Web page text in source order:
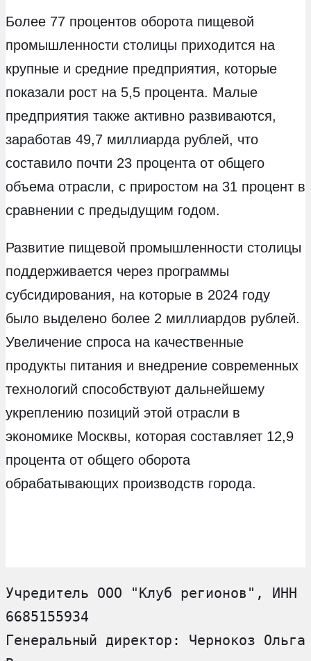
Более 77 процентов оборота пищевой
промышленности столицы приходится на
крупные и средние предприятия, которые
показали рост на 5,5 процента. Малые
предприятия также активно развиваются,
заработав 49,7 миллиарда рублей, что
составило почти 23 процента от общего
объема отрасли, с приростом на 31 процент в
сравнении с предыдущим годом.
Развитие пищевой промышленности столицы
поддерживается через программы
субсидирования, на которые в 2024 году
было выделено более 2 миллиардов рублей.
Увеличение спроса на качественные
продукты питания и внедрение современных
технологий способствуют дальнейшему
укреплению позиций этой отрасли в
экономике Москвы, которая составляет 12,9
процента от общего оборота
обрабатывающих производств города.
Учредитель ООО "Клуб регионов", ИНН
6685155934
Генеральный директор: Чернокоз Ольга